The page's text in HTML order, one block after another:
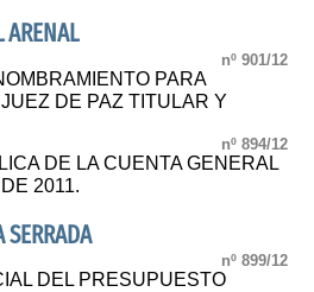
ARENAL
nº 901/12
PARA
DE PAZ TITULAR Y
nº 894/12
DE LA CUENTA GENERAL
2011.
SERRADA
nº 899/12
DEL PRESUPUESTO